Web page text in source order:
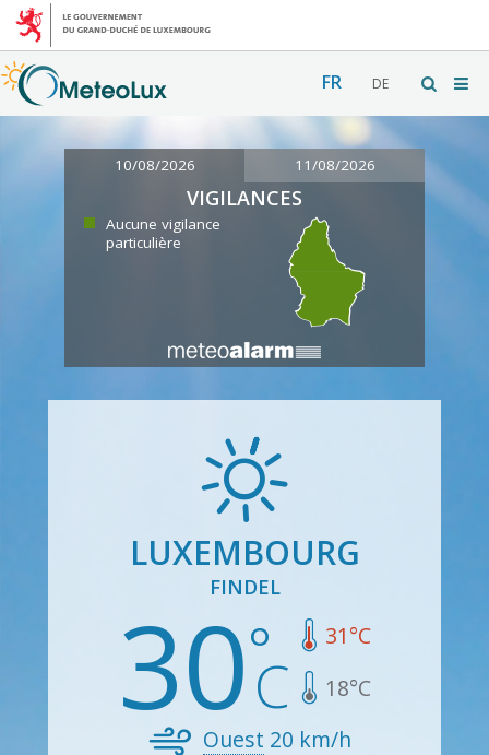
FR DE
10/08/2026 11/08/2026
VIGILANCES
Aucune vigilance
particulière
LUXEMBOURG
FINDEL
30 31°C
18°C
Ouest 20 km/h